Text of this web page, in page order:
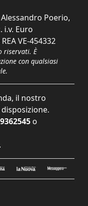
Poerio,
i.v. Euro
VE-454332
riservati. È
con qualsiasi
il nostro
o
.